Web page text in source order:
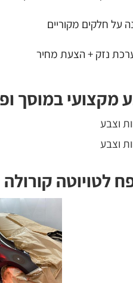
על חלקים מקוריים
נזק + הצעת מחיר
מקצועי במוסך
לטויוטה קורולה